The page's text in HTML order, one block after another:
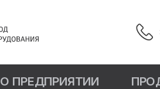
О ПРЕДПРИЯТИИ